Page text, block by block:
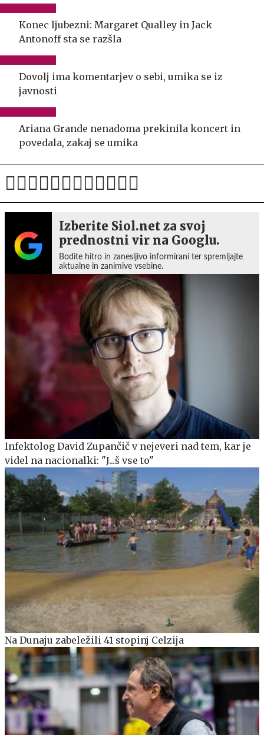
Konec ljubezni: Margaret Qualley in Jack
Antonoff sta se razšla
Dovolj ima komentarjev o sebi, umika se iz
javnosti
Ariana Grande nenadoma prekinila koncert in
povedala, zakaj se umika
Izberite Siol.net za svoj
prednostni vir na Googlu.
Bodite hitro in zanesljivo informirani ter spremljajte
aktualne in zanimive vsebine.
Infektolog David Zupančič v nejeveri nad tem, kar je
videl na nacionalki: "J...š vse to"
Na Dunaju zabeležili 41 stopinj Celzija